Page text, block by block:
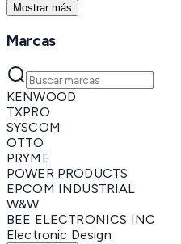
Mostrar más
Marcas
KENWOOD
TXPRO
SYSCOM
OTTO
PRYME
POWER PRODUCTS
EPCOM INDUSTRIAL
W&W
BEE ELECTRONICS INC
Electronic Design